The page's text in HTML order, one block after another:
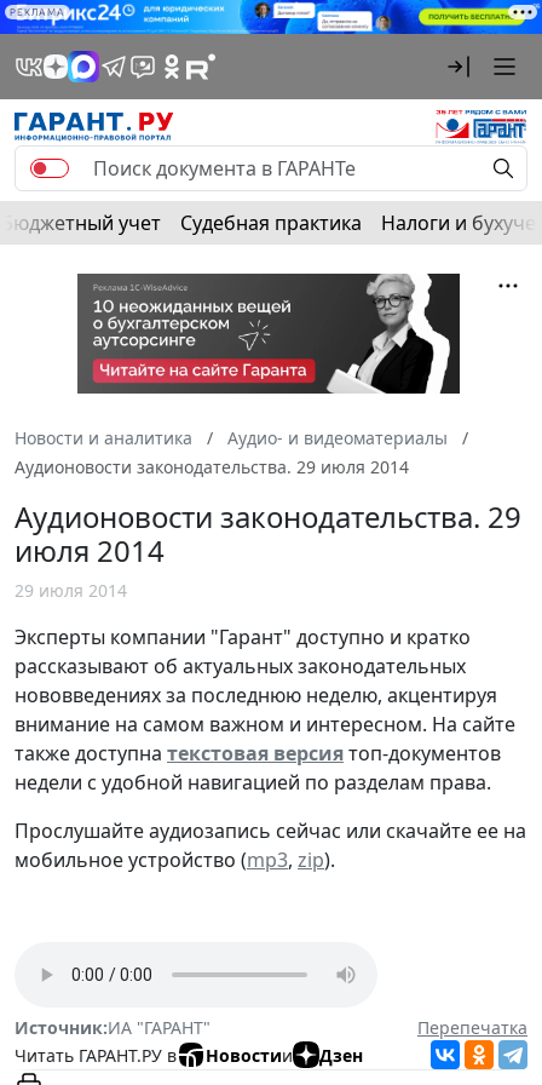
РЕКЛАМА
Бюджетный учет Судебная практика Налоги и
Новости и аналитика
Аудио- и видеоматериалы
Аудионовости законодательства. 29 июля 2014
Аудионовости законодательства. 29
июля 2014
29 июля 2014
Эксперты компании "Гарант" доступно и кратко
рассказывают об актуальных законодательных
нововведениях за последнюю неделю, акцентируя
внимание на самом важном и интересном. На сайте
также доступна текстовая версиятоп-документов
недели с удобной навигацией по разделам права.
Прослушайте аудиозапись сейчас или скачайте ее на
мобильное устройство (mp3, zip).
Источник:ИА "ГАРАНТ"
Перепечатка
Читать ГАРАНТ.РУ в
Новостии Дзен